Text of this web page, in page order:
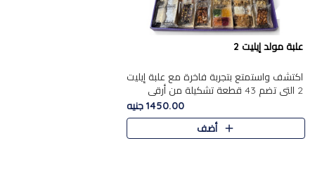
علبة مولد إيليت 2
اكتشف واستمتع بتجربة فاخرة مع علبة إيليت
2 التي تضم 43 قطعة تشكيلة من أرقى
حلويات المولد الشرقية المصرية الأصيلة
,معروضة بشكل جميل في علبة أ..
1450.00 جنيه
أضف